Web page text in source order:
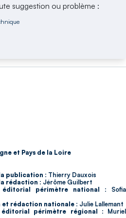
suggestion ou problème :
et Pays de la Loire
publication : Thierry Dauxois
rédaction : Jérôme Guilbert
éditorial périmètre national : Sofia
rédaction nationale : Julie Lallemant
éditorial périmètre régional : Muriel